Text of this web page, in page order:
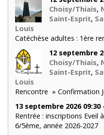
Choisy/Thiais,
Saint-Esprit,
Louis
Catéchèse adultes : 1ère
12 septembre
Choisy/Thiais,
Saint-Esprit,
Louis
Rencontre » Confirmation
13 septembre 2026 09:30
Rentrée : inscriptions Eveil
6/5ème, année 2026-2027